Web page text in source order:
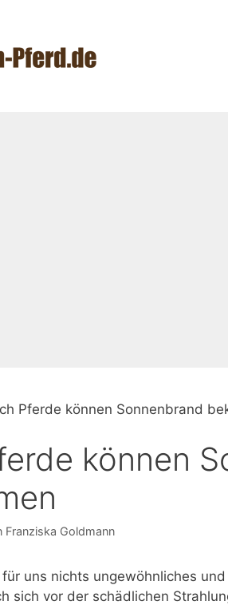
Pferde können Sonnenbrand
können
Franziska Goldmann
uns nichts ungewöhnliches
sich vor der schädlichen